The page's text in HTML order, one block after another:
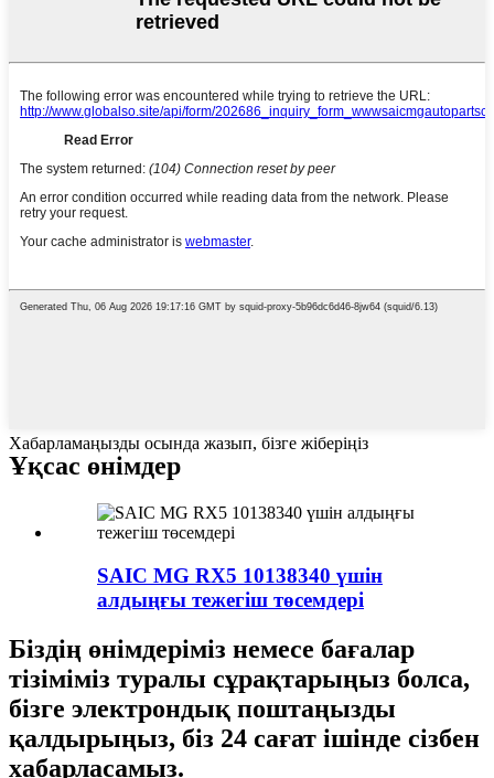
Хабарламаңызды осында жазып, бізге жіберіңіз
Ұқсас өнімдер
SAIC MG RX5 10138340 үшін
алдыңғы тежегіш төсемдері
Біздің өнімдеріміз немесе бағалар
тізіміміз туралы сұрақтарыңыз болса,
бізге электрондық поштаңызды
қалдырыңыз, біз 24 сағат ішінде сізбен
хабарласамыз.